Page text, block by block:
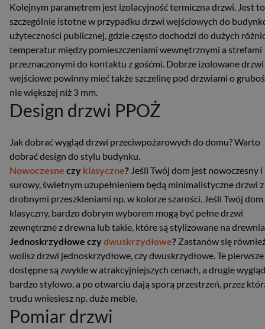
Kolejnym parametrem jest izolacyjność termiczna drzwi. Jest to
szczególnie istotne w przypadku drzwi wejściowych do
użyteczności publicznej, gdzie często dochodzi do dużych
temperatur między pomieszczeniami wewnętrznymi a strefami
przeznaczonymi do kontaktu z gośćmi. Dobrze izolowane drzwi
wejściowe powinny mieć także szczelinę pod drzwiami o
nie większej niż 3 mm.
Design drzwi PPOŻ
Jak dobrać wygląd drzwi przeciwpożarowych do domu? Warto
dobrać design do stylu budynku.
Nowoczesne czy klasyczne? Jeśli Twój dom jest nowoczesny i
surowy, świetnym uzupełnieniem będą minimalistyczne drzwi z
drobnymi przeszkleniami np. w kolorze szarości. Jeśli Twój
klasyczny, bardzo dobrym wyborem mogą być pełne drzwi
zewnętrzne z drewna lub takie, które są stylizowane na
Jednoskrzydłowe czydwuskrzydłowe? Zastanów się
wolisz drzwi jednoskrzydłowe, czy dwuskrzydłowe. Te pierwsze
dostępne są zwykle w atrakcyjniejszych cenach, a drugie
bardzo stylowo, a po otwarciu dają sporą przestrzeń, przez
trudu wniesiesz np. duże meble.
Pomiar drzwi